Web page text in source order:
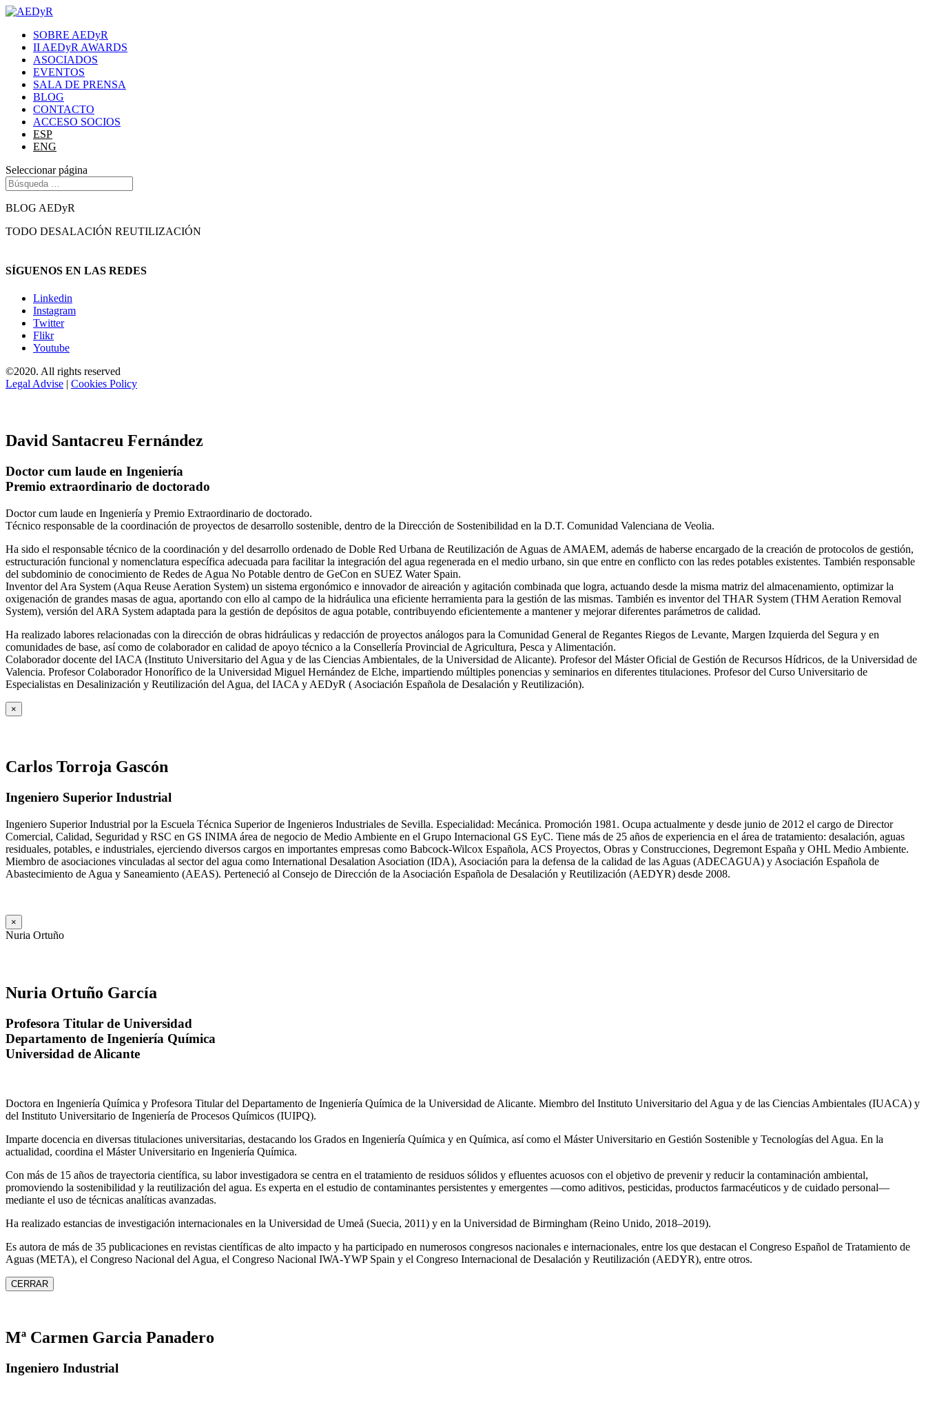
SOBRE AEDyR
II AEDyR AWARDS
ASOCIADOS
EVENTOS
SALA DE PRENSA
BLOG
CONTACTO
ACCESO SOCIOS
ESP
ENG
Seleccionar página
BLOG AEDyR
TODO DESALACIÓN REUTILIZACIÓN
SÍGUENOS EN LAS REDES
Linkedin
Instagram
Twitter
Flikr
Youtube
©2020. All rights reserved
Legal Advise | Cookies Policy
David Santacreu Fernández
Doctor cum laude en Ingeniería
Premio extraordinario de doctorado
Doctor cum laude en Ingeniería y Premio Extraordinario de doctorado.
Técnico responsable de la coordinación de proyectos de desarrollo sostenible, dentro de la Dirección de Sostenibilidad en la D.T. Comunidad Valenciana de Veolia.
Ha sido el responsable técnico de la coordinación y del desarrollo ordenado de Doble Red Urbana de Reutilización de Aguas de AMAEM, además de haberse encargado de la creación de protocolos de gestión,
estructuración funcional y nomenclatura específica adecuada para facilitar la integración del agua regenerada en el medio urbano, sin que entre en conflicto con las redes potables existentes. También responsable
del subdominio de conocimiento de Redes de Agua No Potable dentro de GeCon en SUEZ Water Spain.
Inventor del Ara System (Aqua Reuse Aeration System) un sistema ergonómico e innovador de aireación y agitación combinada que logra, actuando desde la misma matriz del almacenamiento, optimizar la
oxigenación de grandes masas de agua, aportando con ello al campo de la hidráulica una eficiente herramienta para la gestión de las mismas. También es inventor del THAR System (THM Aeration Removal
System), versión del ARA System adaptada para la gestión de depósitos de agua potable, contribuyendo eficientemente a mantener y mejorar diferentes parámetros de calidad.
Ha realizado labores relacionadas con la dirección de obras hidráulicas y redacción de proyectos análogos para la Comunidad General de Regantes Riegos de Levante, Margen Izquierda del Segura y en
comunidades de base, así como de colaborador en calidad de apoyo técnico a la Consellería Provincial de Agricultura, Pesca y Alimentación.
Colaborador docente del IACA (Instituto Universitario del Agua y de las Ciencias Ambientales, de la Universidad de Alicante). Profesor del Máster Oficial de Gestión de Recursos Hídricos, de la Universidad de
Valencia. Profesor Colaborador Honorífico de la Universidad Miguel Hernández de Elche, impartiendo múltiples ponencias y seminarios en diferentes titulaciones. Profesor del Curso Universitario de
Especialistas en Desalinización y Reutilización del Agua, del IACA y AEDyR ( Asociación Española de Desalación y Reutilización).
×
Carlos Torroja Gascón
Ingeniero Superior Industrial
Ingeniero Superior Industrial por la Escuela Técnica Superior de Ingenieros Industriales de Sevilla. Especialidad: Mecánica. Promoción 1981. Ocupa actualmente y desde junio de 2012 el cargo de Director
Comercial, Calidad, Seguridad y RSC en GS INIMA área de negocio de Medio Ambiente en el Grupo Internacional GS EyC. Tiene más de 25 años de experiencia en el área de tratamiento: desalación, aguas
residuales, potables, e industriales, ejerciendo diversos cargos en importantes empresas como Babcock-Wilcox Española, ACS Proyectos, Obras y Construcciones, Degremont España y OHL Medio Ambiente.
Miembro de asociaciones vinculadas al sector del agua como International Desalation Asociation (IDA), Asociación para la defensa de la calidad de las Aguas (ADECAGUA) y Asociación Española de
Abastecimiento de Agua y Saneamiento (AEAS). Perteneció al Consejo de Dirección de la Asociación Española de Desalación y Reutilización (AEDYR) desde 2008.
×
Nuria Ortuño
Nuria Ortuño García
Profesora Titular de Universidad
Departamento de Ingeniería Química
Universidad de Alicante
Doctora en Ingeniería Química y Profesora Titular del Departamento de Ingeniería Química de la Universidad de Alicante. Miembro del Instituto Universitario del Agua y de las Ciencias Ambientales (IUACA) y
del Instituto Universitario de Ingeniería de Procesos Químicos (IUIPQ).
Imparte docencia en diversas titulaciones universitarias, destacando los Grados en Ingeniería Química y en Química, así como el Máster Universitario en Gestión Sostenible y Tecnologías del Agua. En la
actualidad, coordina el Máster Universitario en Ingeniería Química.
Con más de 15 años de trayectoria científica, su labor investigadora se centra en el tratamiento de residuos sólidos y efluentes acuosos con el objetivo de prevenir y reducir la contaminación ambiental,
promoviendo la sostenibilidad y la reutilización del agua. Es experta en el estudio de contaminantes persistentes y emergentes —como aditivos, pesticidas, productos farmacéuticos y de cuidado personal—
mediante el uso de técnicas analíticas avanzadas.
Ha realizado estancias de investigación internacionales en la Universidad de Umeå (Suecia, 2011) y en la Universidad de Birmingham (Reino Unido, 2018–2019).
Es autora de más de 35 publicaciones en revistas científicas de alto impacto y ha participado en numerosos congresos nacionales e internacionales, entre los que destacan el Congreso Español de Tratamiento de
Aguas (META), el Congreso Nacional del Agua, el Congreso Nacional IWA‑YWP Spain y el Congreso Internacional de Desalación y Reutilización (AEDYR), entre otros.
CERRAR
Mª Carmen Garcia Panadero
Ingeniero Industrial